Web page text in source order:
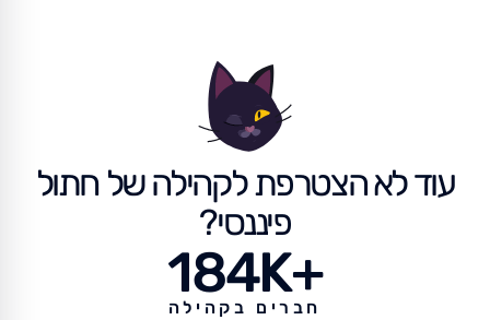
עוד לא הצטרפת לקהילה של חתול
פיננסי?
184K+
חברים בקהילה